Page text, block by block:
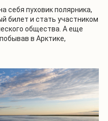
себя пуховик полярника,
билет и стать участником
общества. А еще
в Арктике,